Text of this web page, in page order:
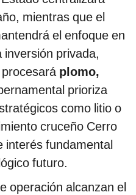
mientras que el
el enfoque en
privada,
plomo,
prioriza
como litio o
cruceño Cerro
interés fundamental
futuro.
operación alcanzan el